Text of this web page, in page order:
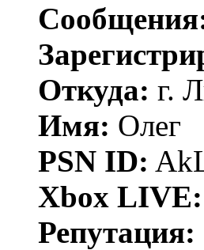
Откуда: г.
Имя: Олег
PSN ID:
Xbox LIVE:
Репутация: